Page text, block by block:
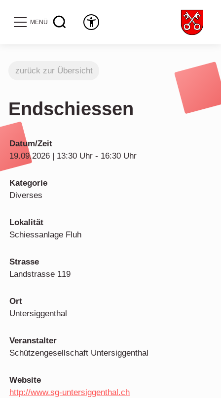
MENÜ
zurück zur Übersicht
Endschiessen
Datum/Zeit
19.09.2026 | 13:30 Uhr - 16:30 Uhr
Kategorie
Diverses
Lokalität
Schiessanlage Fluh
Strasse
Landstrasse 119
Ort
Untersiggenthal
Veranstalter
Schützengesellschaft Untersiggenthal
Website
http://www.sg-untersiggenthal.ch